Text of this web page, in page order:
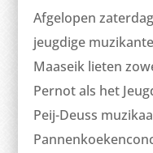
Afgelopen
jeugdige
Maaseik lieten
Pernot als het
Peij-Deuss